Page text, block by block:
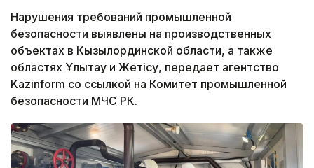
Нарушения требований промышленной
безопасности выявлены на производственных
объектах в Кызылординской области, а также
областях Ұлытау и Жетісу, передает агентство
Kazinform со ссылкой на Комитет промышленной
безопасности МЧС РК.